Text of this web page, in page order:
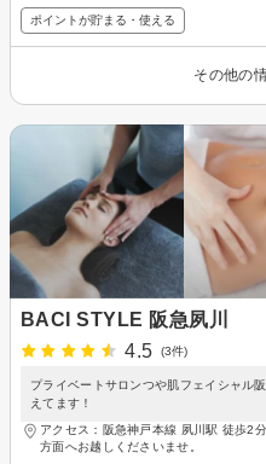
ポイントが貯まる・使える
その他の
BACI STYLE 阪急夙川
4.5
(3件)
プライベートサロンつや肌フェイシャル
えてます！
アクセス：阪急神戸本線 夙川駅 徒歩2
方面へお越しくださいませ。